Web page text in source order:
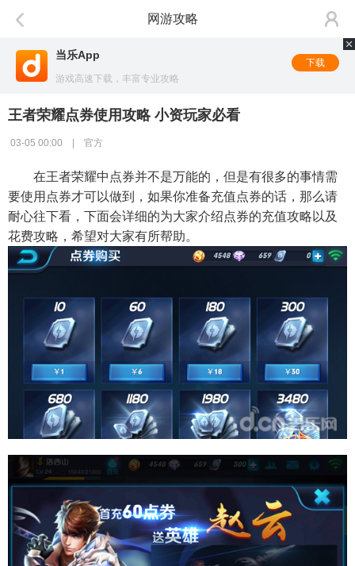
网游攻略
当乐App
游戏高速下载，丰富专业攻略
下载
王者荣耀点券使用攻略 小资玩家必看
03-05 00:00 | 官方
在王者荣耀中点券并不是万能的，但是有很多的事情需
要使用点券才可以做到，如果你准备充值点券的话，那么请
耐心往下看，下面会详细的为大家介绍点券的充值攻略以及
花费攻略，希望对大家有所帮助。